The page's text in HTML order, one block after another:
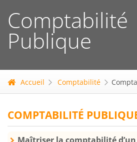
Comptabilité
Publique
Accueil Comptabilité
COMPTABILITÉ